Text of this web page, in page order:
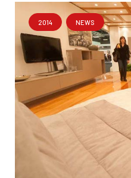
2014 NEWS